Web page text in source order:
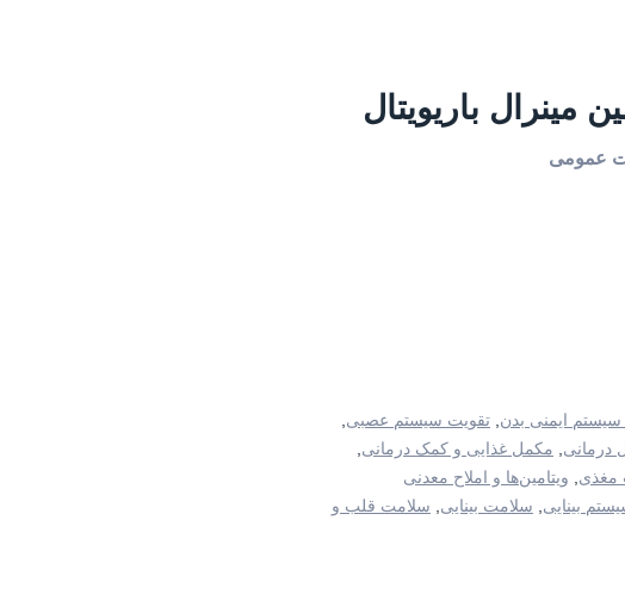
مینرال باریویتال
عمومی
ایمنی بدن تقویت سیستم عصبی
درمانی مکمل غذایی و کمک درمانی
مغذی
ویتامین‌ها و املاح معدنی
بینایی سلامت بینایی
سلامت قلب و